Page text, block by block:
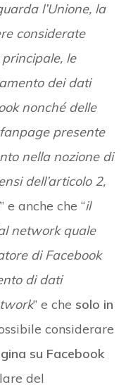
l’Unione, la
considerate
le
dei dati
nonché delle
presente
nella nozione di
dell’articolo 2,
” e anche che “il
network quale
di Facebook
di dati
” e che solo in
considerare
su Facebook
del